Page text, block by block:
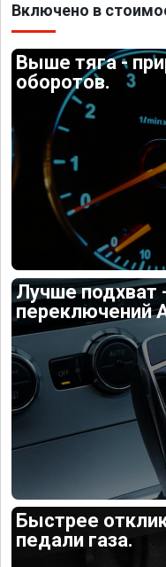
Включено в
Выше тяга -
оборотов.
Лучше подхват
переключений
Быстрее
педали газа.